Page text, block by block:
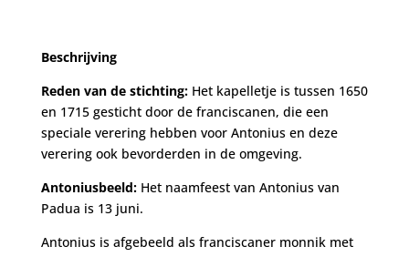
Beschrijving
Reden van de stichting: Het kapelletje is tussen 1650
en 1715 gesticht door de franciscanen, die een
speciale verering hebben voor Antonius en deze
verering ook bevorderden in de omgeving.
Antoniusbeeld: Het naamfeest van Antonius van
Padua is 13 juni.
Antonius is afgebeeld als franciscaner monnik met